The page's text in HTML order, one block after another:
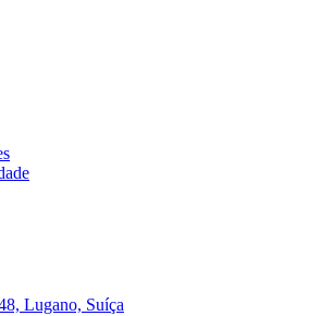
Lugano, Suíça